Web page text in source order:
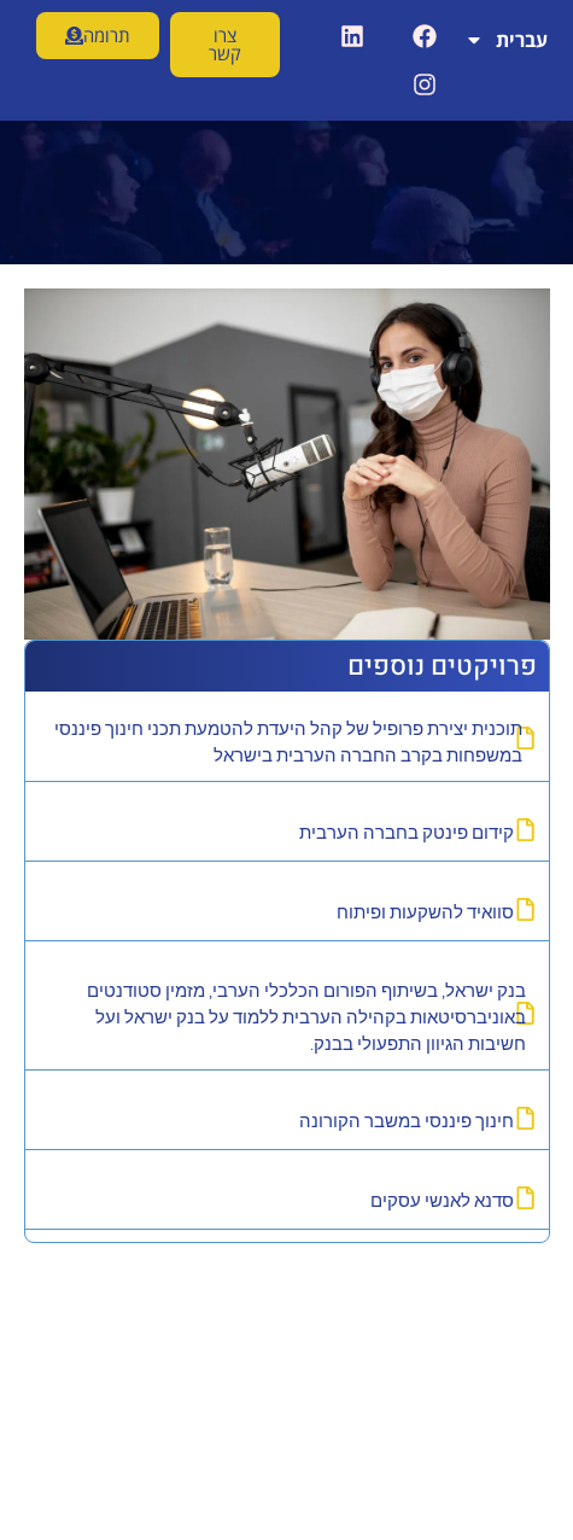
עברית צרו
קשר
תרומה
פרויקטים נוספים
תוכנית יצירת פרופיל של קהל היעדת להטמעת תכני חינוך פיננסי
במשפחות בקרב החברה הערבית בישראל
קידום פינטק בחברה הערבית
סוואיד להשקעות ופיתוח
בנק ישראל, בשיתוף הפורום הכלכלי הערבי, מזמין סטודנטים
באוניברסיטאות בקהילה הערבית ללמוד על בנק ישראל ועל
חשיבות הגיוון התפעולי בבנק.
חינוך פיננסי במשבר הקורונה
סדנא לאנשי עסקים